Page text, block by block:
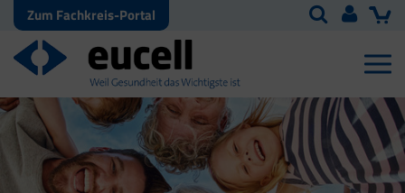
Zum Fachkreis-Portal